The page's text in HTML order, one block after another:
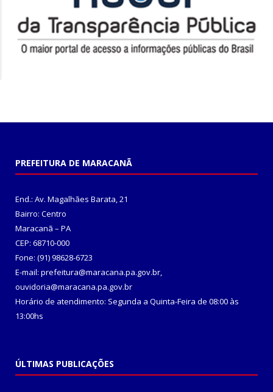
PREFEITURA DE MARACANÃ
End.: Av. Magalhães Barata, 21
Bairro: Centro
Maracanã – PA
CEP: 68710-000
Fone: (91) 98628-6723
E-mail: prefeitura@maracana.pa.gov.br,
ouvidoria@maracana.pa.gov.br
Horário de atendimento: Segunda a Quinta-Feira de 08:00 às
13:00hs
ÚLTIMAS PUBLICAÇÕES